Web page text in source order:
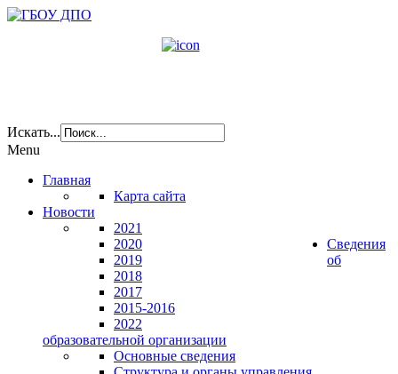
Искать...
Menu
Главная
Карта сайта
Новости
2021
2020
2019
2018
2017
2015-2016
2022
Сведения
об
образовательной организации
Основные сведения